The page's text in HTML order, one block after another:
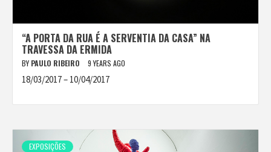
“A PORTA DA RUA É A SERVENTIA DA CASA” NA
TRAVESSA DA ERMIDA
BY PAULO RIBEIRO 9 YEARS AGO
18/03/2017 – 10/04/2017
EXPOSIÇÕES